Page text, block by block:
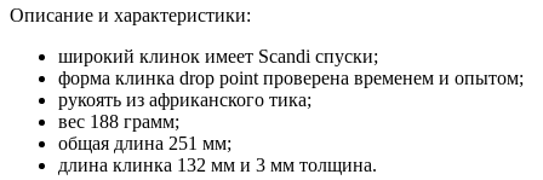
Описание и характеристики:
широкий клинок имеет Scandi спуски;
форма клинка drop point проверена временем и опытом;
рукоять из африканского тика;
вес 188 грамм;
общая длина 251 мм;
длина клинка 132 мм и 3 мм толщина.